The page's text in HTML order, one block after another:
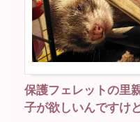
保護フェレットの里
子が欲しいんですけ